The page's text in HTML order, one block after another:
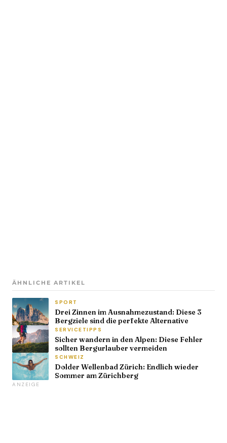
ÄHNLICHE ARTIKEL
SPORT
Drei Zinnen im Ausnahmezustand: Diese 3
Bergziele sind die perfekte Alternative
SERVICETIPPS
Sicher wandern in den Alpen: Diese Fehler
sollten Bergurlauber vermeiden
SCHWEIZ
Dolder Wellenbad Zürich: Endlich wieder
Sommer am Zürichberg
ANZEIGE